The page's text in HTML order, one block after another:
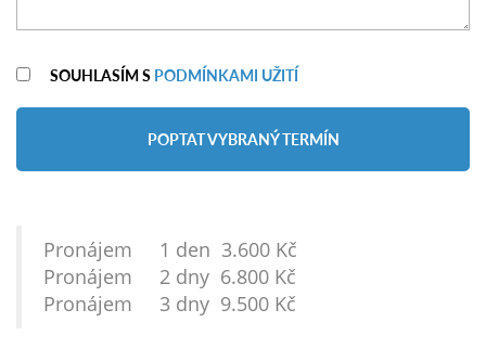
SOUHLASÍM S PODMÍNKAMI UŽITÍ
POPTAT VYBRANÝ TERMÍN
Pronájem 1 den 3.600 Kč
Pronájem 2 dny 6.800 Kč
Pronájem 3 dny 9.500 Kč